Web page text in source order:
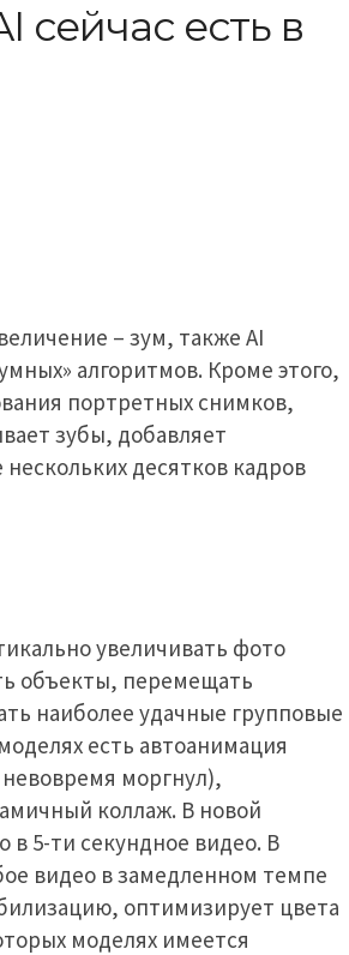
сейчас есть в
– зум, также AI
алгоритмов. Кроме этого,
портретных снимков,
зубы, добавляет
десятков кадров
увеличивать фото
объекты, перемещать
наиболее удачные групповые
есть автоанимация
моргнул),
коллаж. В новой
в 5-ти секундное видео. В
видео в замедленном темпе
оптимизирует цвета
моделях имеется